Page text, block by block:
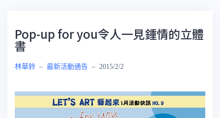
Pop-up for you令人一見鍾情的立體
書
林華鈴 – 最新活動通告 – 2015/2/2